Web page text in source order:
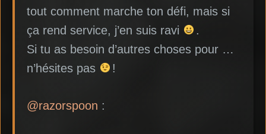
tout comment marche ton défi, mais si
ça rend service, j’en suis ravi
.
Si tu as besoin d’autres choses pour …
n’hésites pas
!
@razorspoon :